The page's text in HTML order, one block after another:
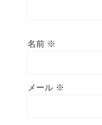
名前 ※
メール ※